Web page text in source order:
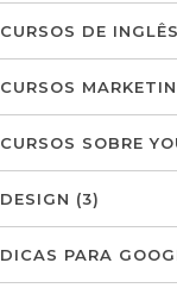
CURSOS DE INGLÊS
CURSOS
CURSOS SOBRE
DESIGN (3)
DICAS PARA